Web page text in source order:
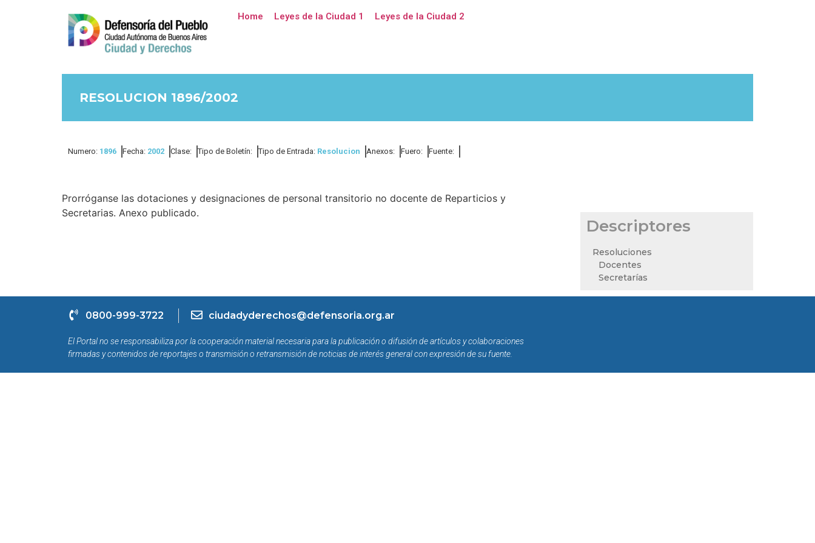
Home Leyes de la Ciudad 1 Leyes de la Ciudad 2
RESOLUCION 1896/2002
Numero: 1896 Fecha: 2002 Clase: Tipo de Boletín: Tipo de Entrada: Resolucion Anexos: Fuero: Fuente:
Prorróganse las dotaciones y designaciones de personal transitorio no docente de Reparticios y
Secretarias. Anexo publicado.
Descriptores
Resoluciones
Docentes
Secretarías
0800-999-3722 ciudadyderechos@defensoria.org.ar
El Portal no se responsabiliza por la cooperación material necesaria para la publicación o difusión de artículos y colaboraciones
firmadas y contenidos de reportajes o transmisión o retransmisión de noticias de interés general con expresión de su fuente.